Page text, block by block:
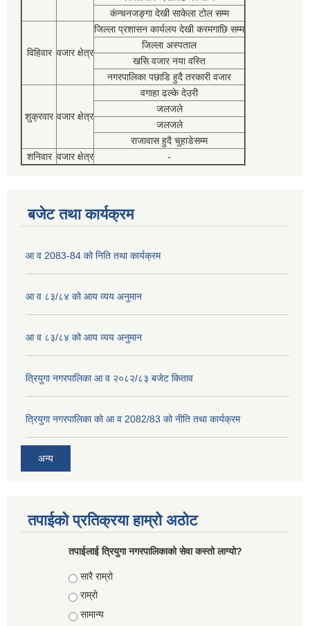
कंन्चनजङ्गा देखी साकेला टोल सम्म
विहिवार वजार क्षेत्र
जिल्ला प्रशासन कार्यलय देखी करमगाछि सम्म
जिल्ला अस्पताल
खसि वजार नया वस्ति
नगरपालिका पछाडि हुदै तरकारी वजार
शुक्रवार वजार क्षेत्र
वगाहा ढल्के देउरी
जलजले
जलजले
राजावास हुदै चुहाडेसम्म
शनिवार वजार क्षेत्र -
बजेट तथा कार्यक्रम
आ व 2083-84 को निति तथा कार्यक्रम
आ व ८३/८४ को आय व्यय अनुमान
आ व ८३/८४ को आय व्यय अनुमान
त्रियुगा नगरपालिका आ व २०८२/८३ बजेट किताव
त्रियुगा नगरपालिका को आ व 2082/83 को नीति तथा कार्यक्रम
अन्य
तपाईको प्रतिक्रया हाम्रो अठोट
तपाईलाई त्रियुगा नगरपालिकाको सेवा कस्तो लाग्यो?
Choices
सारै राम्रो
राम्रो
सामान्य